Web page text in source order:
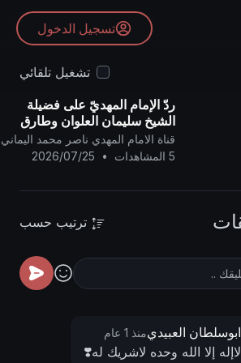
تسجيل الدخول
تشغيل تلقائي
ردّ الإمام المهديّ على فضيلة
الشيخ سليمان العلوان وطارق
السويدان ..
قناة الامام المهدي ناصر محمد اليماني
5 المشاهدات
•
2026/07/25
ترتيب حسب
ابوسلطان العبيديمنذ 1 عام
لاإله إلا الله وحده لاشريك له❣️